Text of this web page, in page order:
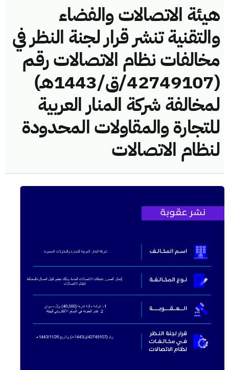
هيئة الاتصالات والفضاء
والتقنية تنشر قرار لجنة النظر في
مخالفات نظام الاتصالات رقم
(42749107/ق/1443هـ)
لمخالفة شركة المنار العربية
للتجارة والمقاولات المحدودة
لنظام الاتصالات